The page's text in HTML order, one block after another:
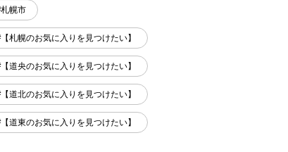
札幌市
【札幌のお気に入りを見つけたい】
【道央のお気に入りを見つけたい】
【道北のお気に入りを見つけたい】
【道東のお気に入りを見つけたい】